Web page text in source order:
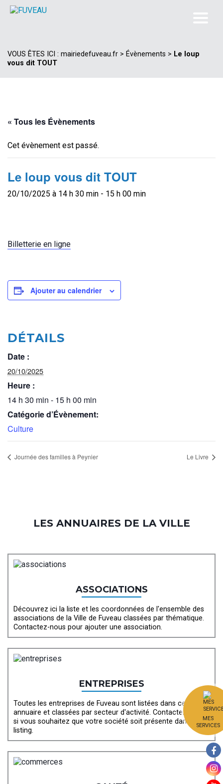
MES
SERVICES
VOUS ÊTES ICI : mairiedefuveau.fr > Évènements > Le loup
vous dit TOUT
« Tous les Évènements
Cet évènement est passé.
Le loup vous dit TOUT
20/10/2025 à 14 h 30 min - 15 h 00 min
Billetterie en ligne
Ajouter au calendrier
DÉTAILS
Date :
20/10/2025
Heure :
14 h 30 min - 15 h 00 min
Catégorie d’Évènement:
Culture
Journée des familles à Peynier Le Livre
LES ANNUAIRES DE LA VILLE
ASSOCIATIONS
Découvrez ici la liste et les coordonnées de l'ensemble des
associations de la Ville de Fuveau classées par thématique.
Contactez-nous pour ajouter une association.
ENTREPRISES
Toutes les entreprises de Fuveau sont listées dans cet
annuaire et classées par secteur d'activité. Contactez-nous
si vous souhaitez que votre société soit présente dans ce
listing.